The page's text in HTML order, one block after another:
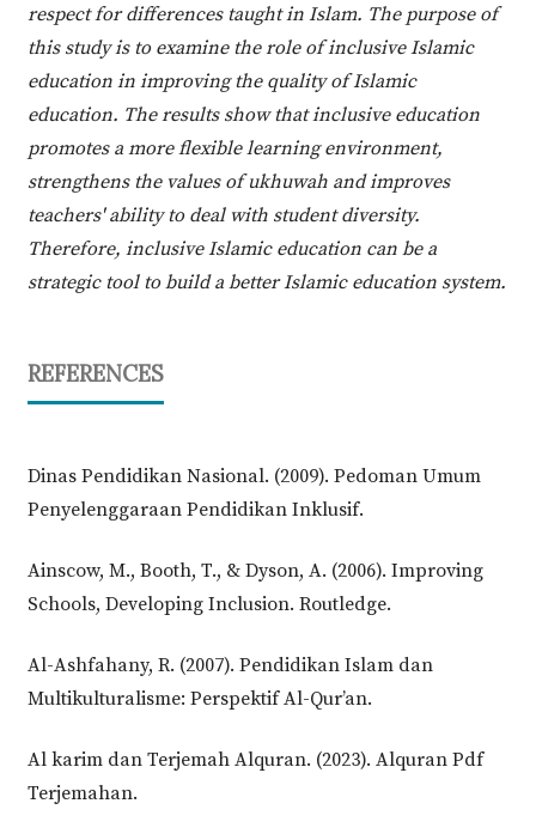
respect for differences taught in Islam. The purpose of
this study is to examine the role of inclusive Islamic
education in improving the quality of Islamic
education. The results show that inclusive education
promotes a more flexible learning environment,
strengthens the values of ukhuwah and improves
teachers' ability to deal with student diversity.
Therefore, inclusive Islamic education can be a
strategic tool to build a better Islamic education system.
REFERENCES
Dinas Pendidikan Nasional. (2009). Pedoman Umum
Penyelenggaraan Pendidikan Inklusif.
Ainscow, M., Booth, T., & Dyson, A. (2006). Improving
Schools, Developing Inclusion. Routledge.
Al-Ashfahany, R. (2007). Pendidikan Islam dan
Multikulturalisme: Perspektif Al-Qur’an.
Al karim dan Terjemah Alquran. (2023). Alquran Pdf
Terjemahan.